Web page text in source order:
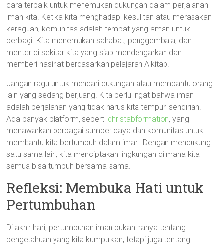
cara terbaik untuk menemukan dukungan dalam perjalanan
iman kita. Ketika kita menghadapi kesulitan atau merasakan
keraguan, komunitas adalah tempat yang aman untuk
berbagi. Kita menemukan sahabat, penggembala, dan
mentor di sekitar kita yang siap mendengarkan dan
memberi nasihat berdasarkan pelajaran Alkitab.
Jangan ragu untuk mencari dukungan atau membantu orang
lain yang sedang berjuang. Kita perlu ingat bahwa iman
adalah perjalanan yang tidak harus kita tempuh sendirian.
Ada banyak platform, seperti christabformation, yang
menawarkan berbagai sumber daya dan komunitas untuk
membantu kita bertumbuh dalam iman. Dengan mendukung
satu sama lain, kita menciptakan lingkungan di mana kita
semua bisa tumbuh bersama-sama.
Refleksi: Membuka Hati untuk
Pertumbuhan
Di akhir hari, pertumbuhan iman bukan hanya tentang
pengetahuan yang kita kumpulkan, tetapi juga tentang